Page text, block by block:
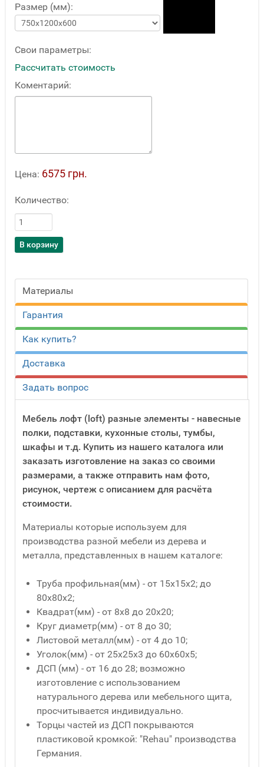
Размер (мм):
Свои параметры:
Рассчитать стоимость
Коментарий:
Цена: 6575 грн.
Количество:
Материалы
Гарантия
Как купить?
Доставка
Задать вопрос
Мебель лофт (loft) разные элементы - навесные
полки, подставки, кухонные столы, тумбы,
шкафы и т.д. Купить из нашего каталога или
заказать изготовление на заказ со своими
размерами, а также отправить нам фото,
рисунок, чертеж с описанием для расчёта
стоимости.
Материалы которые используем для
производства разной мебели из дерева и
металла, представленных в нашем каталоге:
Труба профильная(мм) - от 15x15x2; до
80x80x2;
Квадрат(мм) - от 8x8 до 20x20;
Круг диаметр(мм) - от 8 до 30;
Листовой металл(мм) - от 4 до 10;
Уголок(мм) - от 25x25x3 до 60x60x5;
ДСП (мм) - от 16 до 28; возможно
изготовление с использованием
натурального дерева или мебельного щита,
просчитывается индивидуально.
Торцы частей из ДСП покрываются
пластиковой кромкой: "Rehau" производства
Германия.